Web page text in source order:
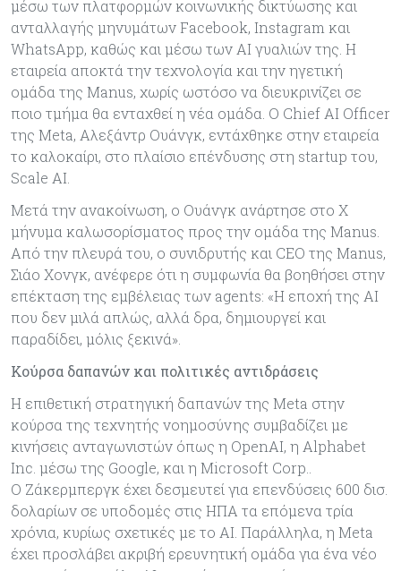
μέσω των πλατφορμών κοινωνικής δικτύωσης και
ανταλλαγής μηνυμάτων Facebook, Instagram και
WhatsApp, καθώς και μέσω των AI γυαλιών της. Η
εταιρεία αποκτά την τεχνολογία και την ηγετική
ομάδα της Manus, χωρίς ωστόσο να διευκρινίζει σε
ποιο τμήμα θα ενταχθεί η νέα ομάδα. Ο Chief AI Officer
της Meta, Αλεξάντρ Ουάνγκ, εντάχθηκε στην εταιρεία
το καλοκαίρι, στο πλαίσιο επένδυσης στη startup του,
Scale AI.
Μετά την ανακοίνωση, ο Ουάνγκ ανάρτησε στο X
μήνυμα καλωσορίσματος προς την ομάδα της Manus.
Από την πλευρά του, ο συνιδρυτής και CEO της Manus,
Σιάο Χονγκ, ανέφερε ότι η συμφωνία θα βοηθήσει στην
επέκταση της εμβέλειας των agents: «Η εποχή της AI
που δεν μιλά απλώς, αλλά δρα, δημιουργεί και
παραδίδει, μόλις ξεκινά».
Κούρσα δαπανών και πολιτικές αντιδράσεις
Η επιθετική στρατηγική δαπανών της Meta στην
κούρσα της τεχνητής νοημοσύνης συμβαδίζει με
κινήσεις ανταγωνιστών όπως η OpenAI, η Alphabet
Inc. μέσω της Google, και η Microsoft Corp..
Ο Ζάκερμπεργκ έχει δεσμευτεί για επενδύσεις 600 δισ.
δολαρίων σε υποδομές στις ΗΠΑ τα επόμενα τρία
χρόνια, κυρίως σχετικές με το AI. Παράλληλα, η Meta
έχει προσλάβει ακριβή ερευνητική ομάδα για ένα νέο